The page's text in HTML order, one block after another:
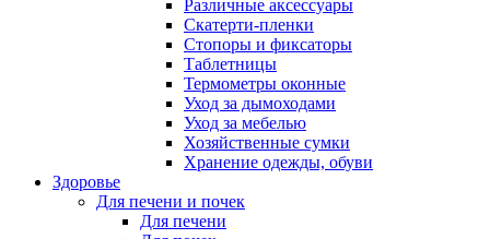
Различные аксессуары
Скатерти-пленки
Стопоры и фиксаторы
Таблетницы
Термометры оконные
Уход за дымоходами
Уход за мебелью
Хозяйственные сумки
Хранение одежды, обуви
Здоровье
Для печени и почек
Для печени